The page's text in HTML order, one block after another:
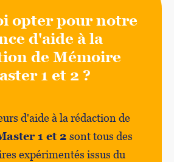
opter pour notre
d'aide à la
de Mémoire
1 et 2 ?
d'aide à la rédaction de
1 et 2 sont tous des
expérimentés issus du